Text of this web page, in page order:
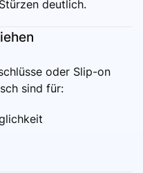
deutlich.
oder Slip-on
sind für: